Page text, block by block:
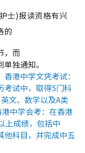
士)报读资格有兴
的
，而
独通知。
香港中学文凭考试：
考试中，取得5门科
文、数学以及A类
中学会考：在香港
上成绩，包括中
他科目，并完成中五